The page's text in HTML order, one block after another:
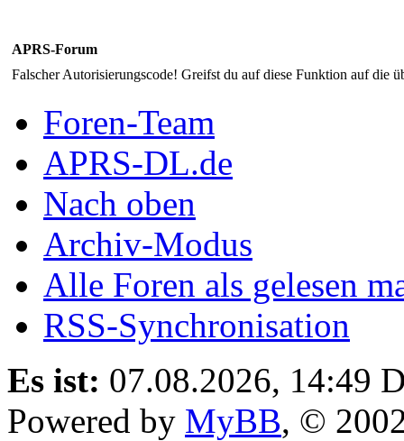
APRS-Forum
Falscher Autorisierungscode! Greifst du auf diese Funktion auf die
Foren-Team
APRS-DL.de
Nach oben
Archiv-Modus
Alle Foren als gelesen
RSS-Synchronisation
Es ist: 07.08.2026, 14:49
Powered by MyBB, ©